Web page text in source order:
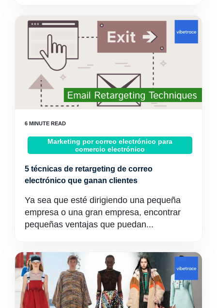
Marketing por correo electrónico para
comercio electrónico
5 técnicas de retargeting de correo
electrónico que ganan clientes
Ya sea que esté dirigiendo una pequeña
empresa o una gran empresa, encontrar
pequeñas ventajas que puedan...